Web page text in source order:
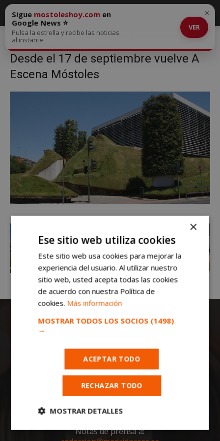
Inicio Desde el 17 de septiembre vuelve A Escena Móstoles
Desde
el 17 de septiembre vuelve A Escena Móstoles
Desde el 17 de septiembre vuelve A
Escena Móstoles
Sigue mostoleshoy.com en
Google News ⭐
Pulsa la estrella y recibe las noticias
al instante
VER
×
mostoleshoy.com. Mantente informado de
deportes de tu ciudad. ¡Síguenos!
Notas de prensa a:
×
Ese sitio web utiliza cookies
Este sitio web usa cookies para mejorar la
experiencia del usuario. Al utilizar nuestro
sitio web, usted acepta todas las cookies
de acuerdo con nuestra Política de
cookies. Más información
MOSTRAR TODOS LOS SOCIOS (1498)
→
ACEPTAR TODO
RECHAZAR TODO
MOSTRAR DETALLES
Cookies
Cookies de